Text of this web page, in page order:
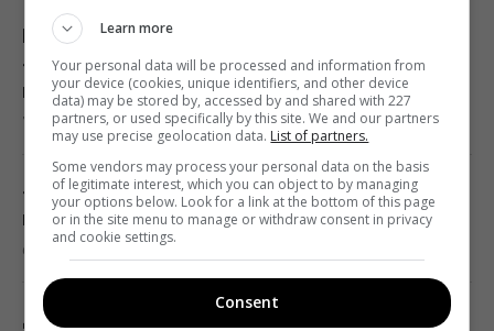
годинник, - Newsweek
23:07 четвер, 06 серпня 2026
Корецький анонсував збільшення
заробітної плати педагогів з 1 вересня
22:53 четвер, 06 серпня 2026
Міф зруйновано: скільки насправді можуть
працювати ядерні реактори
22:12 четвер, 06 серпня 2026
Білі речі знову сяятимуть: старий
«бабусин» трюк без жодної краплі
відбілювача
7 серпня 2026, 00:06
«Я не готовий»: чоловік путіністки Валерії
відкараскався від її сина-невдахи
6 серпня 2026, 23:26
Досвідчені туристи завжди кладуть у
Learn more
Your personal data will be processed and information from
your device (cookies, unique identifiers, and other device
data) may be stored by, accessed by and shared with 227
partners, or used specifically by this site. We and our partners
may use precise geolocation data. List of partners.
Some vendors may process your personal data on the basis
of legitimate interest, which you can object to by managing
your options below. Look for a link at the bottom of this page
or in the site menu to manage or withdraw consent in privacy
and cookie settings.
Consent